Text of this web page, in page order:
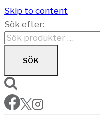
Skip to content
Sök efter:
SÖK